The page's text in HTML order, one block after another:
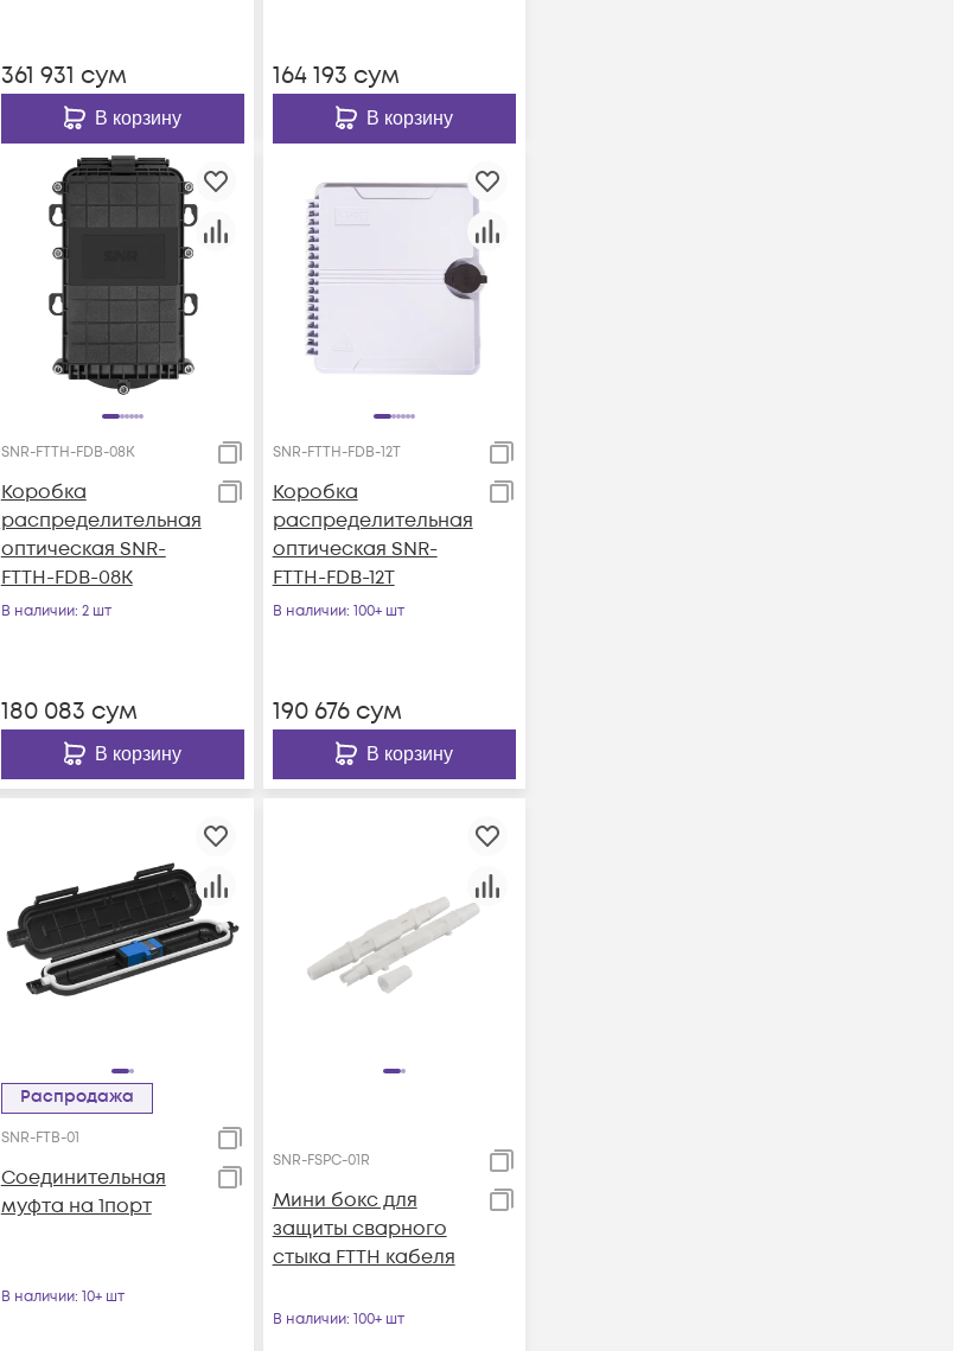
361 931 сум
В корзину
164 193 сум
В корзину
SNR-FTTH-FDB-08K
Коробка
распределительная
оптическая SNR-
FTTH-FDB-08K
В наличии: 2 шт
180 083 сум
В корзину
SNR-FTTH-FDB-12T
Коробка
распределительная
оптическая SNR-
FTTH-FDB-12T
В наличии: 100+ шт
190 676сум
В корзину
Распродажа
SNR-FTB-01
Соединительная
муфта на 1порт
В наличии: 10+ шт
SNR-FSPC-01R
Мини бокс для
защиты сварного
стыка FTTH кабеля
В наличии: 100+ шт